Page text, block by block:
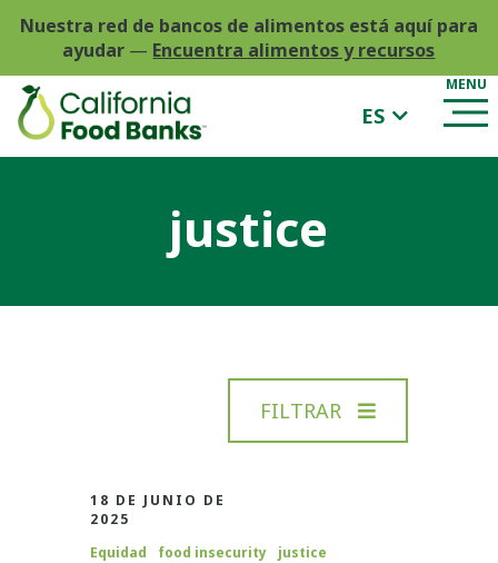
Nuestra red de bancos de alimentos está aquí para
ayudar — Encuentra alimentos y recursos
ES
justice
FILTRAR
18 DE JUNIO DE
2025
Equidad
food insecurity
justice